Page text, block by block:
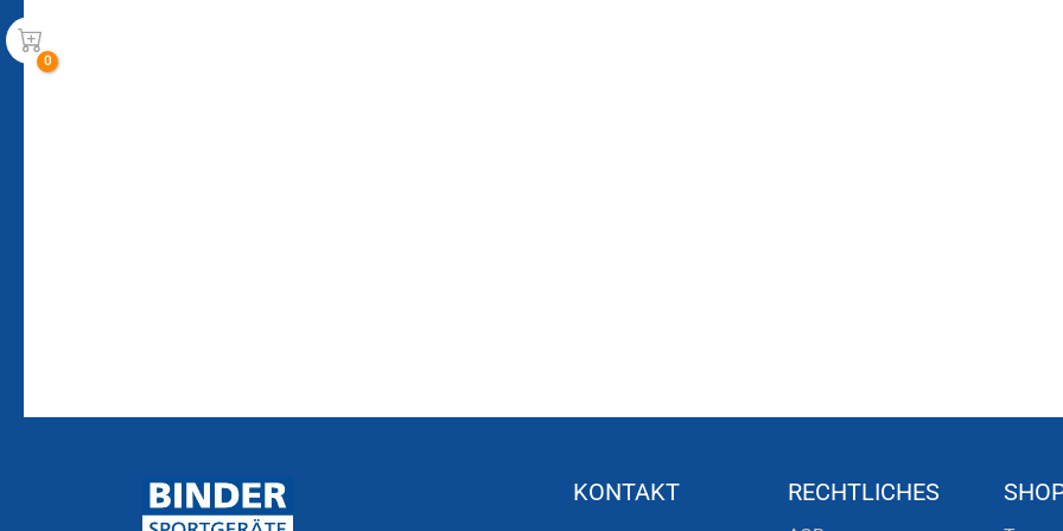
KONTAKT RECHTLICHES